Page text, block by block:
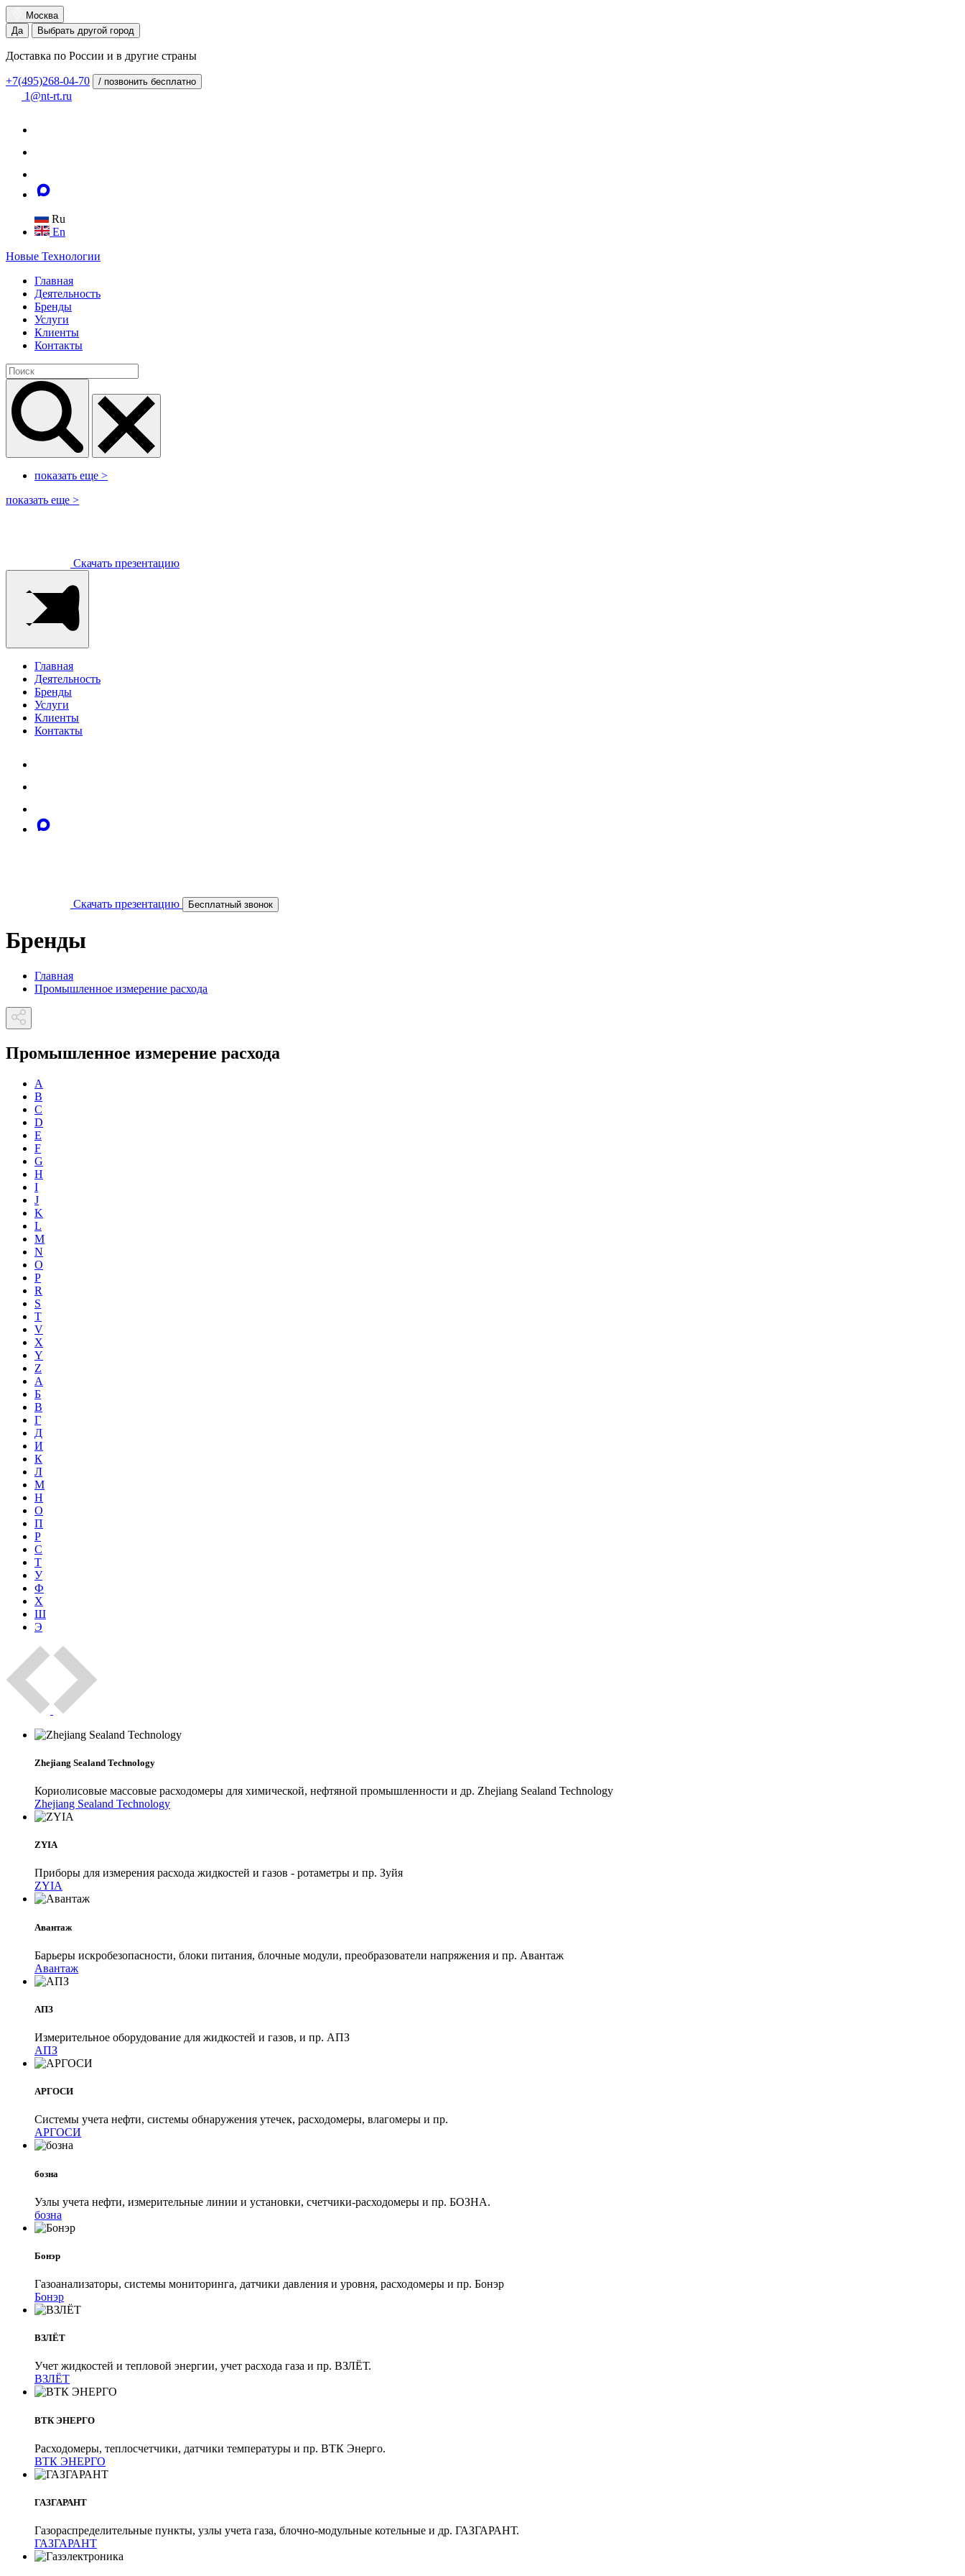
Москва
Да
Выбрать другой город
Доставка по России и в другие страны
+7(495)268-04-70 / позвонить бесплатно
1@nt-rt.ru
Ru
En
Новые Технологии
Главная
Деятельность
Бренды
Услуги
Клиенты
Контакты
показать еще >
показать еще >
Скачать презентацию
Главная
Деятельность
Бренды
Услуги
Клиенты
Контакты
Скачать презентацию Бесплатный звонок
Бренды
Главная
Промышленное измерение расхода
Промышленное измерение расхода
A
B
C
D
E
F
G
H
I
J
K
L
M
N
O
P
R
S
T
V
X
Y
Z
А
Б
В
Г
Д
И
К
Л
М
Н
О
П
Р
С
Т
У
Ф
Х
Ш
Э
Zhejiang Sealand Technology
Кориолисовые массовые расходомеры для химической, нефтяной промышленности и др. Zhejiang Sealand Technology
Zhejiang Sealand Technology
ZYIA
Приборы для измерения расхода жидкостей и газов - ротаметры и пр. Зуйя
ZYIA
Авантаж
Барьеры искробезопасности, блоки питания, блочные модули, преобразователи напряжения и пр. Авантаж
Авантаж
АПЗ
Измерительное оборудование для жидкостей и газов, и пр. АПЗ
АПЗ
АРГОСИ
Системы учета нефти, системы обнаружения утечек, расходомеры, влагомеры и пр.
АРГОСИ
бозна
Узлы учета нефти, измерительные линии и установки, счетчики-расходомеры и пр. БОЗНА.
бозна
Бонэр
Газоанализаторы, системы мониторинга, датчики давления и уровня, расходомеры и пр. Бонэр
Бонэр
ВЗЛЁТ
Учет жидкостей и тепловой энергии, учет расхода газа и пр. ВЗЛЁТ.
ВЗЛЁТ
ВТК ЭНЕРГО
Расходомеры, теплосчетчики, датчики температуры и пр. ВТК Энерго.
ВТК ЭНЕРГО
ГАЗГАРАНТ
Газораспределительные пункты, узлы учета газа, блочно-модульные котельные и др. ГАЗГАРАНТ.
ГАЗГАРАНТ